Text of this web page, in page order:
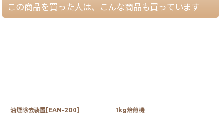
この商品を買った人は、こんな商品も買っています
油煙除去装置[EAN-200] 1kg焙煎機